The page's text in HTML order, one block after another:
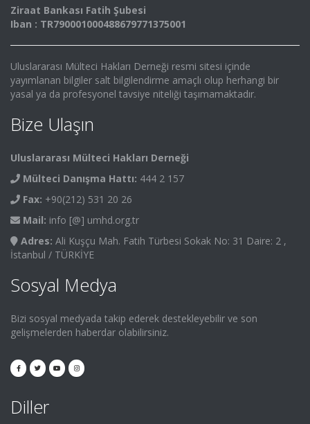
Ziraat Bankası Fatih Şubesi
Iban : TR790001000488679771375001
Uluslararası Mülteci Hakları Derneği resmi sitesi içinde
yayımlanan bilgiler salt bilgilendirme amaçlı olup herhangi bir
yasal ya da profesyonel tavsiye niteliği taşımamaktadır.
Bize Ulaşın
Uluslararası Mülteci Hakları Derneği
Mülteci Danışma Hattı: 444 2 157
Fax: +90(212) 531 20 26
Mail: info [@] umhd.org.tr
Adres: Ali Kuşçu Mah. Fatih Türbesi Sokak No: 31 Daire: 2 ,
İstanbul / TÜRKİYE
Sosyal Medya
Bizi sosyal medyada takip ederek destekleyebilir ve son
gelişmelerden haberdar olabilirsiniz.
Diller